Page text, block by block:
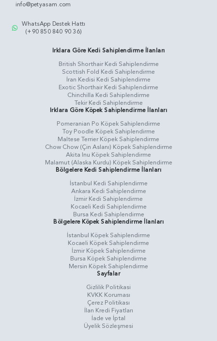
info@petyasam.com
WhatsApp Destek Hattı
(+90 850 840 90 36)
Irklara Göre Kedi Sahiplendirme İlanları
British Shorthair Kedi Sahiplendirme
Scottish Fold Kedi Sahiplendirme
İran Kedisi Kedi Sahiplendirme
Exotic Shorthair Kedi Sahiplendirme
Chinchilla Kedi Sahiplendirme
Tekir Kedi Sahiplendirme
Irklara Göre Köpek Sahiplendirme İlanları
Pomeranian Po Köpek Sahiplendirme
Toy Poodle Köpek Sahiplendirme
Maltese Terrier Köpek Sahiplendirme
Chow Chow (Çin Aslanı) Köpek Sahiplendirme
Akita Inu Köpek Sahiplendirme
Malamut (Alaska Kurdu) Köpek Sahiplendirme
Bölgelere Kedi Sahiplendirme İlanları
İstanbul Kedi Sahiplendirme
Ankara Kedi Sahiplendirme
İzmir Kedi Sahiplendirme
Kocaeli Kedi Sahiplendirme
Bursa Kedi Sahiplendirme
Bölgelere Köpek Sahiplendirme İlanları
İstanbul Köpek Sahiplendirme
Kocaeli Köpek Sahiplendirme
İzmir Köpek Sahiplendirme
Bursa Köpek Sahiplendirme
Mersin Köpek Sahiplendirme
Sayfalar
Gizlilik Politikasi
KVKK Koruması
Çerez Politikası
İlan Kredi Fiyatları
İade ve İptal
Üyelik Sözleşmesi